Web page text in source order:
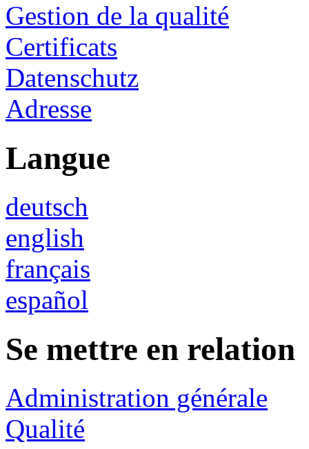
Gestion de la qualité
Certificats
Datenschutz
Adresse
Langue
deutsch
english
français
español
Se mettre en relation
Administration générale
Qualité